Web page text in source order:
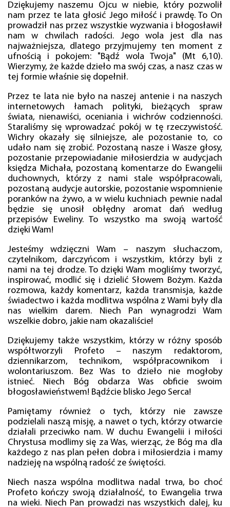
Dziękujemy naszemu Ojcu w niebie, który pozwolił
nam przez te lata głosić Jego miłość i prawdę. To On
prowadził nas przez wszystkie wyzwania i błogosławił
nam w chwilach radości. Jego wola jest dla nas
najważniejsza, dlatego przyjmujemy ten moment z
ufnością i pokojem: "Bądź wola Twoja" (Mt 6,10).
Wierzymy, że każde dzieło ma swój czas, a nasz czas w
tej formie właśnie się dopełnił.
Przez te lata nie było na naszej antenie i na naszych
internetowych łamach polityki, bieżących spraw
świata, nienawiści, oceniania i wichrów codzienności.
Staraliśmy się wprowadzać pokój w tę rzeczywistość.
Wichry okazały się silniejsze, ale pozostanie to, co
udało nam się zrobić. Pozostaną nasze i Wasze głosy,
pozostanie przepowiadanie miłosierdzia w audycjach
księdza Michała, pozostaną komentarze do Ewangelii
duchownych, którzy z nami stale współpracowali,
pozostaną audycje autorskie, pozostanie wspomnienie
poranków na żywo, a w wielu kuchniach pewnie nadal
będzie się unosił obłędny aromat dań według
przepisów Eweliny. To wszystko ma swoją wartość
dzięki Wam!
Jesteśmy wdzięczni Wam – naszym słuchaczom,
czytelnikom, darczyńcom i wszystkim, którzy byli z
nami na tej drodze. To dzięki Wam mogliśmy tworzyć,
inspirować, modlić się i dzielić Słowem Bożym. Każda
rozmowa, każdy komentarz, każda transmisja, każde
świadectwo i każda modlitwa wspólna z Wami były dla
nas wielkim darem. Niech Pan wynagrodzi Wam
wszelkie dobro, jakie nam okazaliście!
Dziękujemy także wszystkim, którzy w różny sposób
współtworzyli Profeto – naszym redaktorom,
dziennikarzom, technikom, współpracownikom i
wolontariuszom. Bez Was to dzieło nie mogłoby
istnieć. Niech Bóg obdarza Was obficie swoim
błogosławieństwem! Bądźcie blisko Jego Serca!
Pamiętamy również o tych, którzy nie zawsze
podzielali naszą misję, a nawet o tych, którzy otwarcie
działali przeciwko nam. W duchu Ewangelii i miłości
Chrystusa modlimy się za Was, wierząc, że Bóg ma dla
każdego z nas plan pełen dobra i miłosierdzia i mamy
nadzieję na wspólną radość ze świętości.
Niech nasza wspólna modlitwa nadal trwa, bo choć
Profeto kończy swoją działalność, to Ewangelia trwa
na wieki. Niech Pan prowadzi nas wszystkich dalej, ku